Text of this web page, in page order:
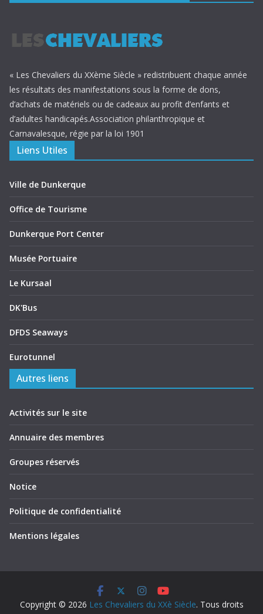
« Les Chevaliers du XXème Siècle » redistribuent chaque année
les résultats des manifestations sous la forme de dons,
d’achats de matériels ou de cadeaux au profit d’enfants et
d’adultes handicapés.Association philanthropique et
Carnavalesque, régie par la loi 1901
Liens Utiles
Ville de Dunkerque
Office de Tourisme
Dunkerque Port Center
Musée Portuaire
Le Kursaal
DK'Bus
DFDS Seaways
Eurotunnel
Autres liens
Activités sur le site
Annuaire des membres
Groupes réservés
Notice
Politique de confidentialité
Mentions légales
Copyright © 2026 Les Chevaliers du XXè Siècle. Tous droits